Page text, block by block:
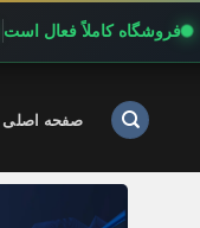
فروشگاه کاملاً فعال است
صفحه اصلی